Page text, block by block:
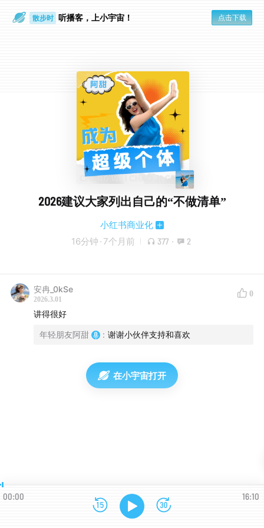
散步时 听播客，上小宇宙！ 点击下载
2026建议大家列出自己的“不做清单”
小红书商业化
16分钟 · 7个月前 377 · 2
安冉_0kSe
2026.3.01
0
讲得很好
年轻朋友阿甜 : 谢谢小伙伴支持和喜欢
在小宇宙打开
00:00 16:10